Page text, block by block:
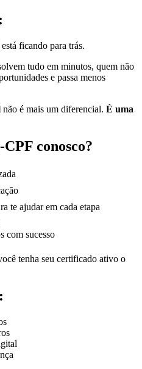
ficando para trás.
tudo em minutos, quem não
e passa menos
não é mais um diferencial. É uma
conosco?
te ajudar em cada etapa
com sucesso
tenha seu certificado ativo o